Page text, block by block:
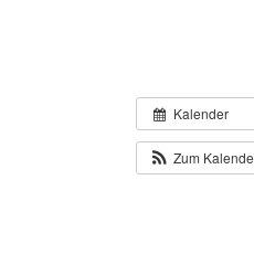
Kalender
Zum